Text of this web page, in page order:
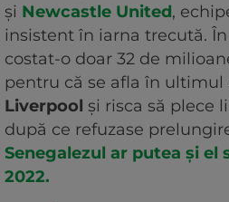
și Newcastle United,
insistent în iarna trecută. În
costat-o doar 32 de
pentru că se afla în ultimul
Liverpool și risca să plece
după ce refuzase
Senegalezul ar putea și el
2022.